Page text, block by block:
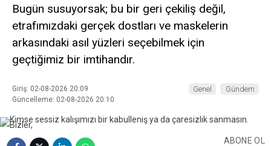
Bugün susuyorsak; bu bir geri çekiliş değil,
etrafımızdaki gerçek dostları ve maskelerin
arkasındaki asıl yüzleri seçebilmek için
geçtiğimiz bir imtihandır.
Giriş: 02-08-2026 20:09
Güncelleme: 02-08-2026 20:10
Genel Gündem
ABONE OL